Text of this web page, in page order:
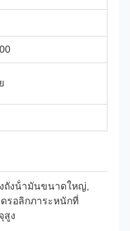
ถังน้ํามันขนาดใหญ่,
รอลิกภาระหนักที่
สูง